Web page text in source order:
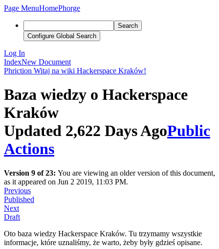
Page MenuHomePhorge
Search
Configure Global Search
Log In
IndexNew Document
Phriction Witaj na wiki Hackerspace Kraków!
Baza wiedzy o Hackerspace
Kraków
Updated 2,622 Days AgoPublic
Actions
Version 9 of 23: You are viewing an older version of this document,
as it appeared on Jun 2 2019, 11:03 PM.
Previous
Published
Next
Draft
Oto baza wiedzy Hackerspace Kraków. Tu trzymamy wszystkie
informacje, które uznaliśmy, że warto, żeby były gdzieś opisane.